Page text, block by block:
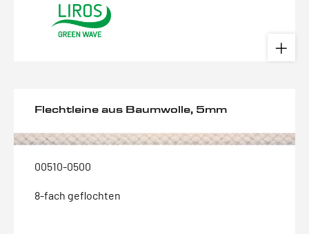
Flechtleine aus Baumwolle, 5mm
00510-0500
8-fach geflochten